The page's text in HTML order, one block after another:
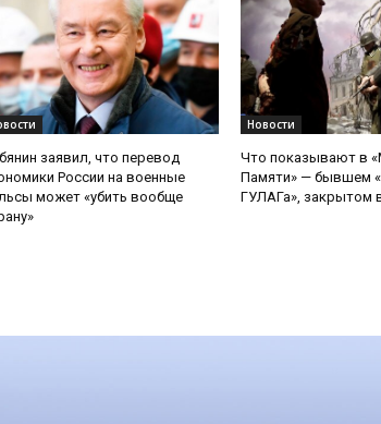
заявил, что перевод
России на военные
может «убить вообще
Новости
Что показывают в
Памяти» — бывшем
ГУЛАГа», закрытом